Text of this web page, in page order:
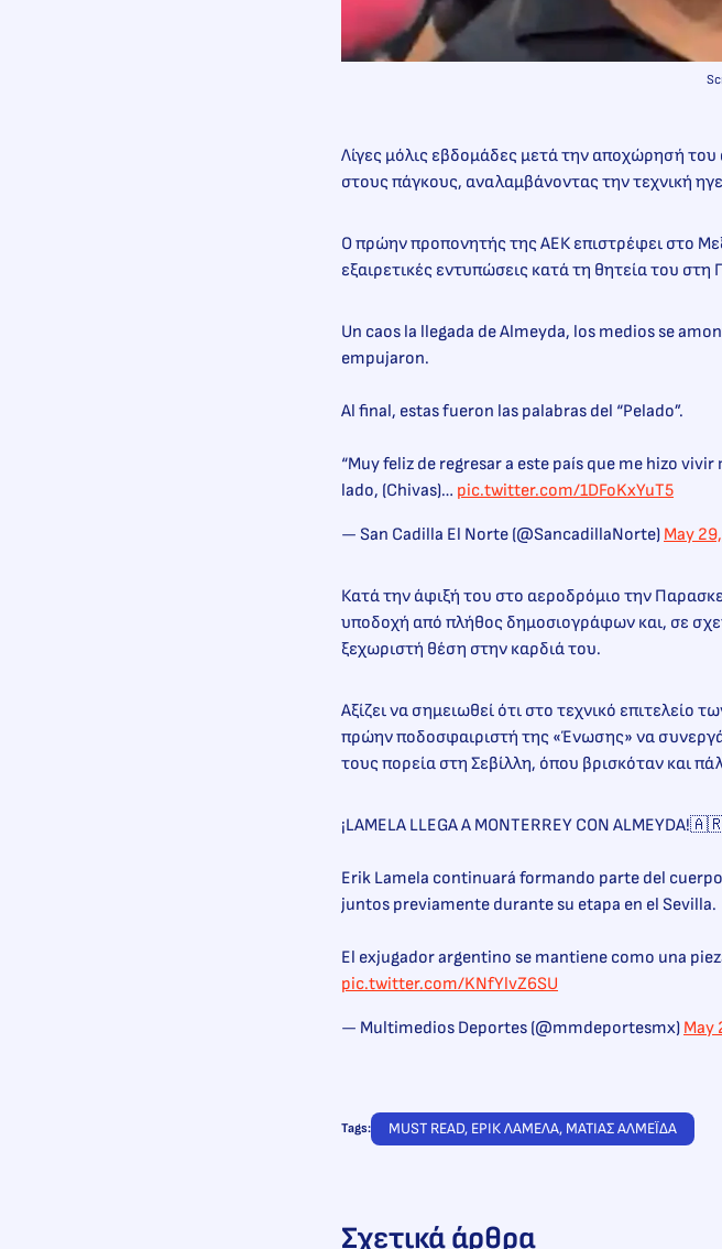
Λίγες μόλις εβδομάδες μετά την αποχώρησή
στους πάγκους, αναλαμβάνοντας την τεχνική
Ο πρώην προπονητής της ΑΕΚ επιστρέφει στο
εξαιρετικές εντυπώσεις κατά τη θητεία του
Un caos la llegada de Almeyda, los medios se
empujaron.
Al final, estas fueron las palabras del “Pelado”.
“Muy feliz de regresar a este país que me hizo
lado, (Chivas)… pic.twitter.com/1DFoKxYuT5
— San Cadilla El Norte (@SancadillaNorte) May
Κατά την άφιξή του στο αεροδρόμιο την
υποδοχή από πλήθος δημοσιογράφων και, σε
ξεχωριστή θέση στην καρδιά του.
Αξίζει να σημειωθεί ότι στο τεχνικό επιτελείο
πρώην ποδοσφαιριστή της «Ένωσης» να
τους πορεία στη Σεβίλλη, όπου βρισκόταν και
¡LAMELA LLEGA A MONTERREY CON
Erik Lamela continuará formando parte del
juntos previamente durante su etapa en el Sevilla.
El exjugador argentino se mantiene como una
pic.twitter.com/KNfYlvZ6SU
— Multimedios Deportes (@mmdeportesmx) May
Tags: MUST READ, ΕΡΙΚ ΛΑΜΕΛΑ, ΜΑΤΙΑΣ ΑΛΜΕΪΔΑ
Σχετικά άρθρα